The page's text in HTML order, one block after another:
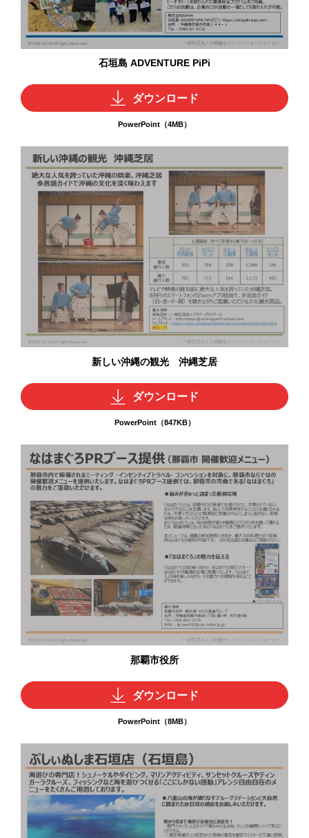
石垣島 ADVENTURE PiPi
ダウンロード
PowerPoint（4MB）
新しい沖縄の観光 沖縄芝居
ダウンロード
PowerPoint（847KB）
那覇市役所
ダウンロード
PowerPoint（8MB）